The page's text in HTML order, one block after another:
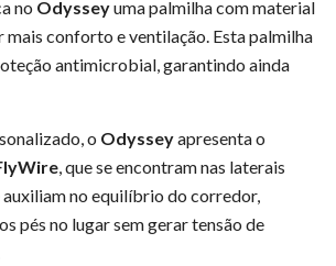
no Odysseyuma palmilha com material
mais conforto e ventilação. Esta palmilha
antimicrobial, garantindo ainda
o Odysseyapresenta o
, que se encontram nas laterais
auxiliam no equilíbrio do corredor,
pés no lugar sem gerar tensão de